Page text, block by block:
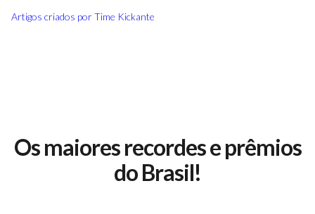
Artigos criados porTime Kickante
Os maiores recordes e prêmios
do Brasil!